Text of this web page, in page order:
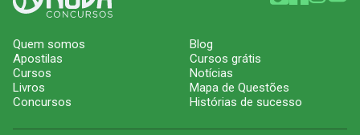
Quem somos
Apostilas
Cursos
Livros
Concursos
Blog
Cursos grátis
Notícias
Mapa de Questões
Histórias de sucesso